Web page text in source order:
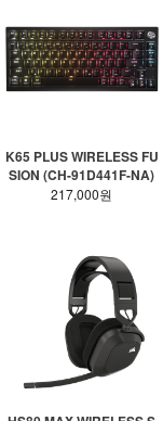
K65 PLUS WIRELESS FU
SION (CH-91D441F-NA)
217,000원